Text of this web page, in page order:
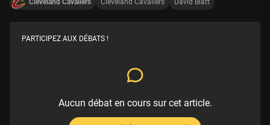
PARTICIPEZ AUX DÉBATS !
Aucun débat en cours sur cet article.